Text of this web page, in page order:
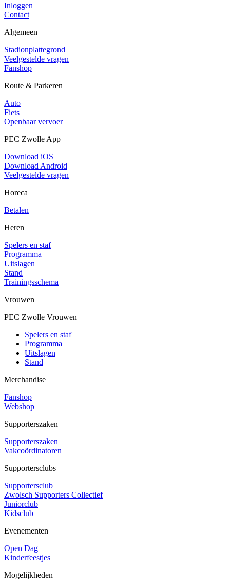
Inloggen
Contact
Algemeen
Stadionplattegrond
Veelgestelde vragen
Fanshop
Route & Parkeren
Auto
Fiets
Openbaar vervoer
PEC Zwolle App
Download iOS
Download Android
Veelgestelde vragen
Horeca
Betalen
Heren
Spelers en staf
Programma
Uitslagen
Stand
Trainingsschema
Vrouwen
PEC Zwolle Vrouwen
Spelers en staf
Programma
Uitslagen
Stand
Merchandise
Fanshop
Webshop
Supporterszaken
Supporterszaken
Vakcoördinatoren
Supportersclubs
Supportersclub
Zwolsch Supporters Collectief
Juniorclub
Kidsclub
Evenementen
Open Dag
Kinderfeestjes
Mogelijkheden